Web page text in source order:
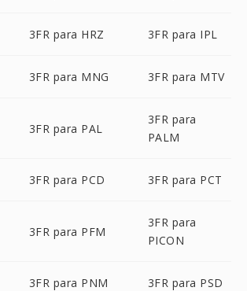
3FR para HRZ 3FR para IPL
3FR para MNG 3FR para MTV
3FR para PAL
3FR para
PALM
3FR para PCD 3FR para PCT
3FR para PFM
3FR para
PICON
3FR para PNM 3FR para PSD